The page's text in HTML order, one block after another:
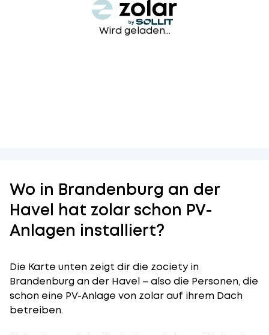
Wird geladen...
Wo in Brandenburg an der
Havel hat zolar schon PV-
Anlagen installiert?
Die Karte unten zeigt dir die zociety in
Brandenburg an der Havel – also die Personen, die
schon eine PV-Anlage von zolar auf ihrem Dach
betreiben.